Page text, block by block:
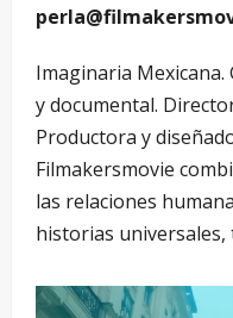
Imaginaria
y documental.
Productora y
Filmakersmovie
las relaciones
historias universales,